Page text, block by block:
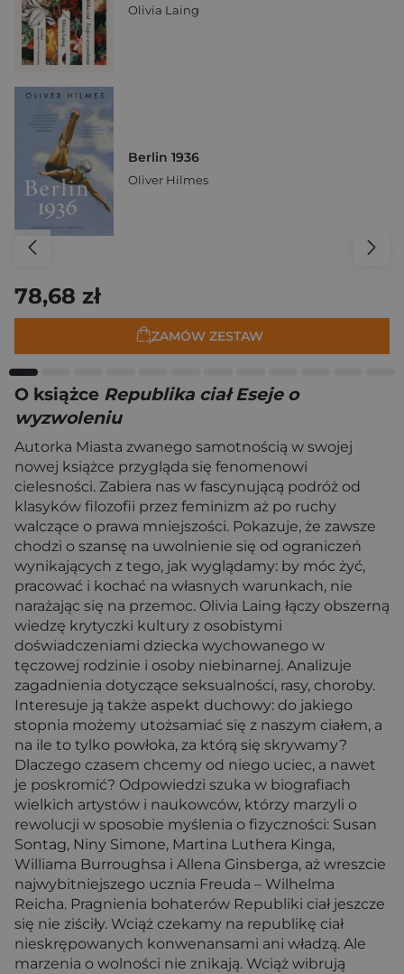
Olivia Laing
Berlin 1936
Oliver Hilmes
78,68 zł
ZAMÓW ZESTAW
O książce Republika ciał Eseje o
wyzwoleniu
Autorka Miasta zwanego samotnością w swojej
nowej książce przygląda się fenomenowi
cielesności. Zabiera nas w fascynującą podróż od
klasyków filozofii przez feminizm aż po ruchy
walczące o prawa mniejszości. Pokazuje, że zawsze
chodzi o szansę na uwolnienie się od ograniczeń
wynikających z tego, jak wyglądamy: by móc żyć,
pracować i kochać na własnych warunkach, nie
narażając się na przemoc. Olivia Laing łączy obszerną
wiedzę krytyczki kultury z osobistymi
doświadczeniami dziecka wychowanego w
tęczowej rodzinie i osoby niebinarnej. Analizuje
zagadnienia dotyczące seksualności, rasy, choroby.
Interesuje ją także aspekt duchowy: do jakiego
stopnia możemy utożsamiać się z naszym ciałem, a
na ile to tylko powłoka, za którą się skrywamy?
Dlaczego czasem chcemy od niego uciec, a nawet
je poskromić? Odpowiedzi szuka w biografiach
wielkich artystów i naukowców, którzy marzyli o
rewolucji w sposobie myślenia o fizyczności: Susan
Sontag, Niny Simone, Martina Luthera Kinga,
Williama Burroughsa i Allena Ginsberga, aż wreszcie
najwybitniejszego ucznia Freuda – Wilhelma
Reicha. Pragnienia bohaterów Republiki ciał jeszcze
się nie ziściły. Wciąż czekamy na republikę ciał
nieskrępowanych konwenansami ani władzą. Ale
marzenia o wolności nie znikają. Wciąż wibrują